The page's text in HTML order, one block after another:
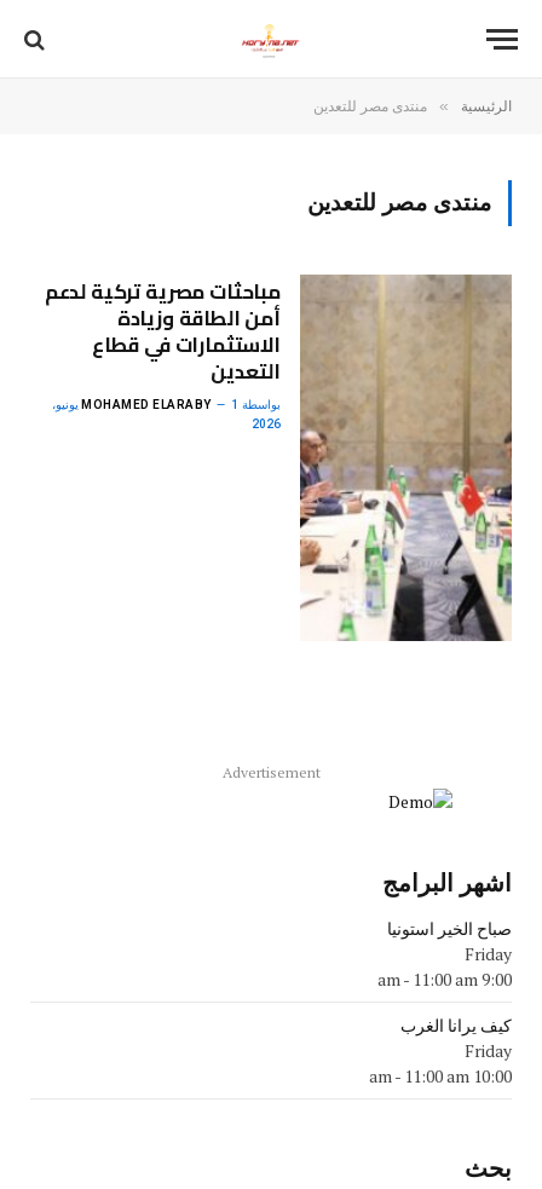
الرئيسية » منتدى مصر للتعدين
منتدى مصر للتعدين
مباحثات مصرية تركية لدعم
أمن الطاقة وزيادة
الاستثمارات في قطاع
التعدين
بواسطة MOHAMED ELARABY 1 يونيو،
2026
Advertisement
اشهر البرامج
صباح الخير استونيا
Friday
9:00 am
- 11:00 am
كيف يرانا الغرب
Friday
10:00 am
- 11:00 am
بحث